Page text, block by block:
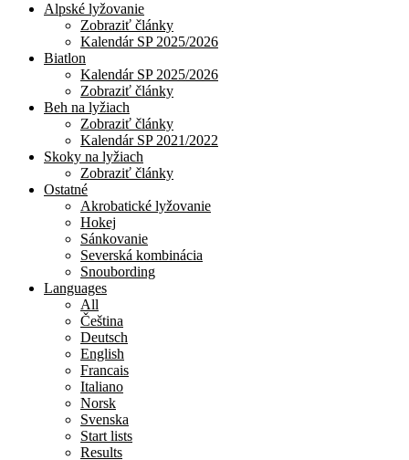
Alpské lyžovanie
Zobraziť články
Kalendár SP 2025/2026
Biatlon
Kalendár SP 2025/2026
Zobraziť články
Beh na lyžiach
Zobraziť články
Kalendár SP 2021/2022
Skoky na lyžiach
Zobraziť články
Ostatné
Akrobatické lyžovanie
Hokej
Sánkovanie
Severská kombinácia
Snoubording
Languages
All
Čeština
Deutsch
English
Francais
Italiano
Norsk
Svenska
Start lists
Results